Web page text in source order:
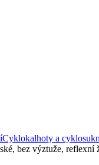
Cyklokalhoty a
bez výztuže, reflexní